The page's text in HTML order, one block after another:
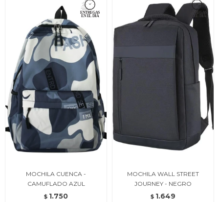
MOCHILA CUENCA -
CAMUFLADO AZUL
$ 1.750
MOCHILA WALL STREET
JOURNEY - NEGRO
$ 1.649